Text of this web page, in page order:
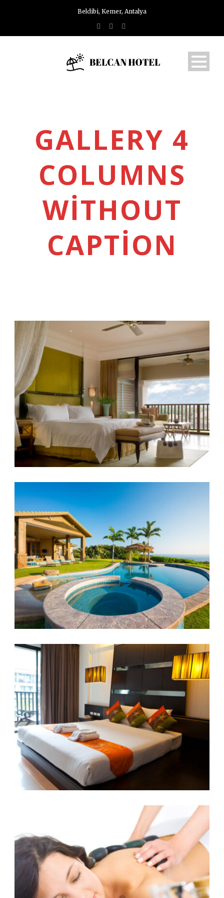
Beldibi, Kemer, Antalya
Türkçe
GALLERY 4
COLUMNS
WITHOUT
CAPTION